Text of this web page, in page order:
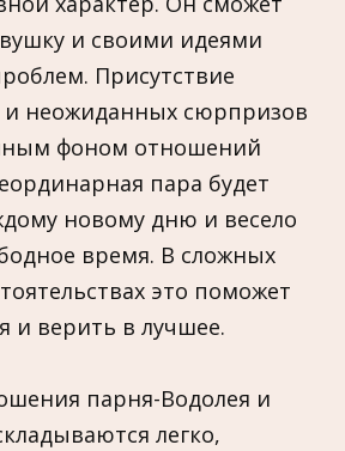
и своими идеями
Присутствие
и неожиданных сюрпризов
фоном отношений
пара будет
новому дню и весело
время. В сложных
это поможет
и верить в лучшее.
парня-Водолея и
легко,